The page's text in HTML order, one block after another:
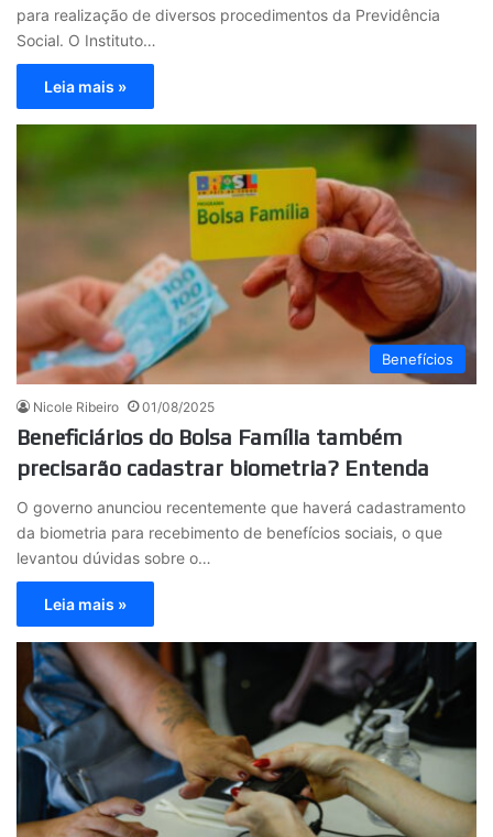
para realização de diversos procedimentos da Previdência
Social. O Instituto…
Leia mais »
Benefícios
Nicole Ribeiro 01/08/2025
Beneficiários do Bolsa Família também
precisarão cadastrar biometria? Entenda
O governo anunciou recentemente que haverá cadastramento
da biometria para recebimento de benefícios sociais, o que
levantou dúvidas sobre o…
Leia mais »